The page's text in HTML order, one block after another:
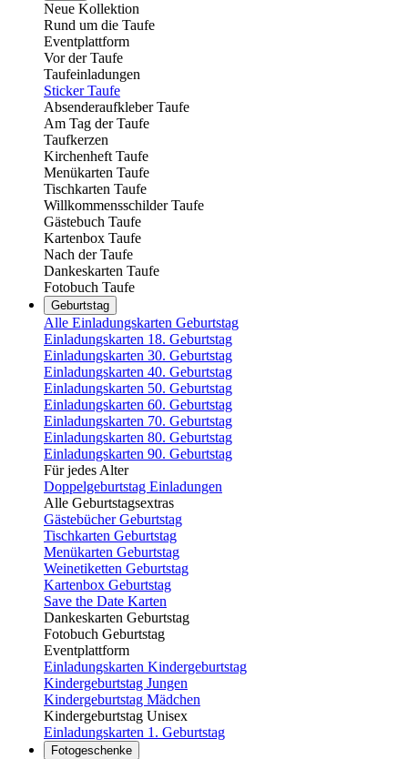
Neue Kollektion
Rund um die Taufe
Eventplattform
Vor der Taufe
Taufeinladungen
Sticker Taufe
Absenderaufkleber Taufe
Am Tag der Taufe
Taufkerzen
Kirchenheft Taufe
Menükarten Taufe
Tischkarten Taufe
Willkommensschilder Taufe
Gästebuch Taufe
Kartenbox Taufe
Nach der Taufe
Dankeskarten Taufe
Fotobuch Taufe
Geburtstag
Alle Einladungskarten Geburtstag
Einladungskarten 18. Geburtstag
Einladungskarten 30. Geburtstag
Einladungskarten 40. Geburtstag
Einladungskarten 50. Geburtstag
Einladungskarten 60. Geburtstag
Einladungskarten 70. Geburtstag
Einladungskarten 80. Geburtstag
Einladungskarten 90. Geburtstag
Für jedes Alter
Doppelgeburtstag Einladungen
Alle Geburtstagsextras
Gästebücher Geburtstag
Tischkarten Geburtstag
Menükarten Geburtstag
Weinetiketten Geburtstag
Kartenbox Geburtstag
Save the Date Karten
Dankeskarten Geburtstag
Fotobuch Geburtstag
Eventplattform
Einladungskarten Kindergeburtstag
Kindergeburtstag Jungen
Kindergeburtstag Mädchen
Kindergeburtstag Unisex
Einladungskarten 1. Geburtstag
Fotogeschenke